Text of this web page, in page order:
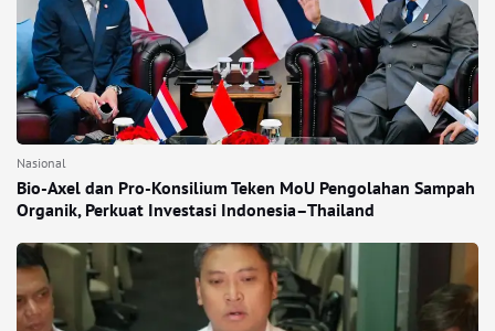
Nasional
Bio-Axel dan Pro-Konsilium Teken MoU Pengolahan Sampah
Organik, Perkuat Investasi Indonesia–Thailand